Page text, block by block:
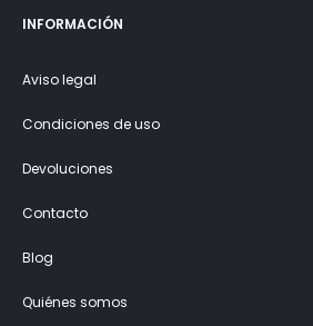
INFORMACIÓN
Aviso legal
Condiciones de uso
Devoluciones
Contacto
Blog
Quiénes somos